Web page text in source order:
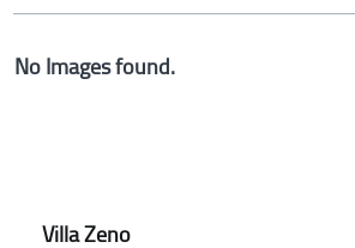
No Images found.
Villa Zeno